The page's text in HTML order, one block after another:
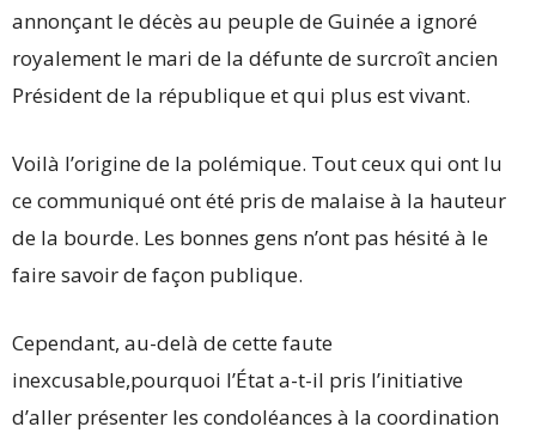
annonçant le décès au peuple de Guinée a ignoré
royalement le mari de la défunte de surcroît ancien
Président de la république et qui plus est vivant.
Voilà l’origine de la polémique. Tout ceux qui ont lu
ce communiqué ont été pris de malaise à la hauteur
de la bourde. Les bonnes gens n’ont pas hésité à le
faire savoir de façon publique.
Cependant, au-delà de cette faute
inexcusable,pourquoi l’État a-t-il pris l’initiative
d’aller présenter les condoléances à la coordination